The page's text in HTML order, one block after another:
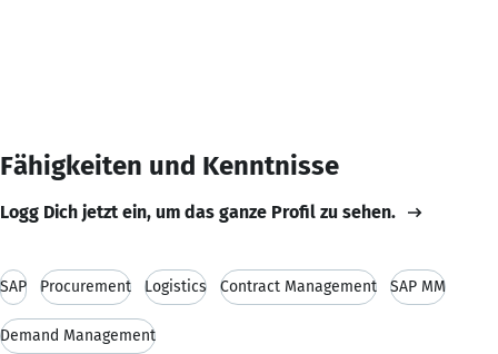
Fähigkeiten und Kenntnisse
Logg Dich jetzt ein, um das ganze Profil zu sehen.
SAP Procurement Logistics Contract Management SAP MM
Demand Management